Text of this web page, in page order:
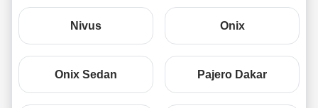
Nivus Onix
Onix Sedan Pajero Dakar